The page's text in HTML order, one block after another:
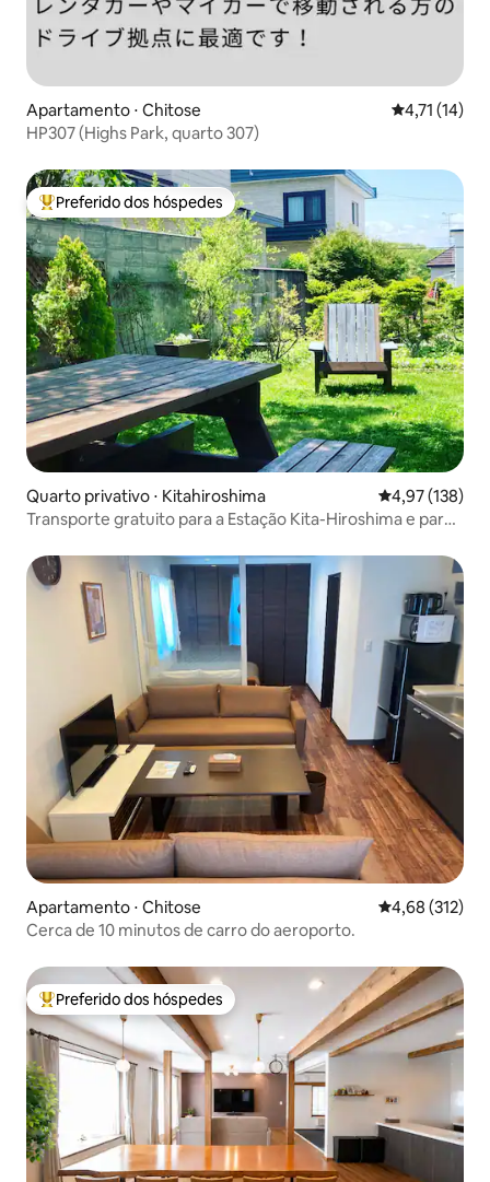
Apartamento ⋅ Chitose 4,71 de uma
4,71 (14)
HP307 (Highs Park, quarto 307)
Entre os melhores preferidos dos hóspedes
Preferido dos hóspedes
Quarto privativo ⋅ Kitahiroshima 4,97 de uma
4,97 (138)
Transporte gratuito para a Estação Kita-Hiroshima e para
aeroporto. Oferecemos um espaço tranquilo e silencioso,
do tipo em que o anfitrião reside
Apartamento ⋅ Chitose 4,68 de uma
4,68 (312)
Cerca de 10 minutos de carro do aeroporto.
Entre os melhores preferidos dos hóspedes
Preferido dos hóspedes